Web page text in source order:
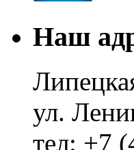
Наш
ул.
тел: +7